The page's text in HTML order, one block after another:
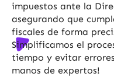
impuestos ante la
asegurando que
fiscales de forma
Simplificamos el
tiempo y evitar
manos de expertos!